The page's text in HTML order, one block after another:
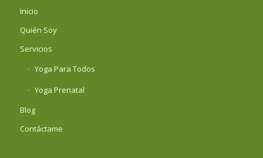
Inicio
Quién Soy
Servicios
Yoga Para Todos
Yoga Prenatal
Blog
Contáctame